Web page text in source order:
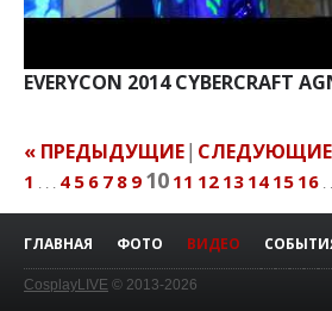
EVERYCON 2014 CYBERCRAFT
« ПРЕДЫДУЩИЕ СЛЕДУЮЩИЕ
1 . . . 4 5 6 7 8 9 10 11 12 13 14 15 16 .
ГЛАВНАЯ ФОТО ВИДЕО
CosplayLIVE © 2013-2026